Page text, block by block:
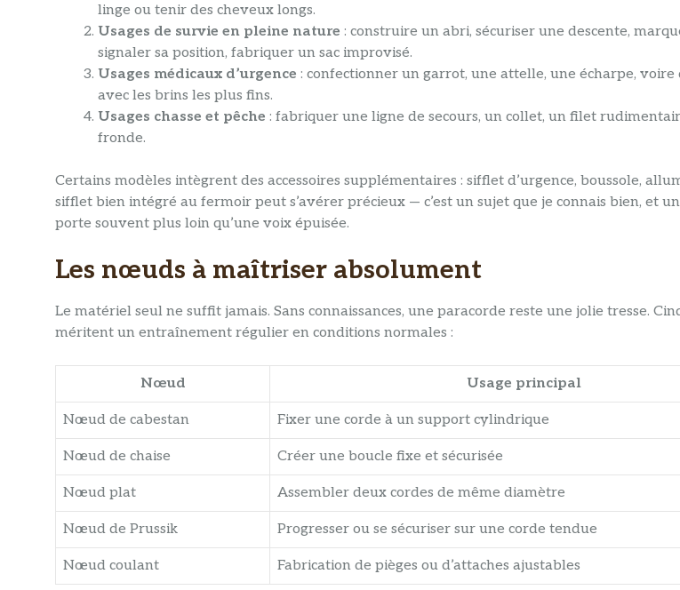
linge ou tenir des cheveux longs.
Usages de survie en pleine nature : construire un abri, sécuriser une descente,
signaler sa position, fabriquer un sac improvisé.
Usages médicaux d’urgence : confectionner un garrot, une attelle, une écharpe, voire
avec les brins les plus fins.
Usages chasse et pêche : fabriquer une ligne de secours, un collet, un filet
fronde.
Certains modèles intègrent des accessoires supplémentaires : sifflet d’urgence, boussole,
sifflet bien intégré au fermoir peut s’avérer précieux — c’est un sujet que je connais bien, et
porte souvent plus loin qu’une voix épuisée.
Les nœuds à maîtriser absolument
Le matériel seul ne suffit jamais. Sans connaissances, une paracorde reste une jolie tresse.
méritent un entraînement régulier en conditions normales :
Nœud Usage principal
Nœud de cabestan Fixer une corde à un support cylindrique
Nœud de chaise Créer une boucle fixe et sécurisée
Nœud plat Assembler deux cordes de même diamètre
Nœud de Prussik Progresser ou se sécuriser sur une corde tendue
Nœud coulant Fabrication de pièges ou d’attaches ajustables